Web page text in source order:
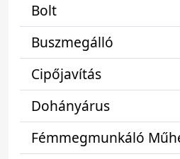
Bolt
Buszmegálló
Cipőjavítás
Dohányárus
Fémmegmunkáló